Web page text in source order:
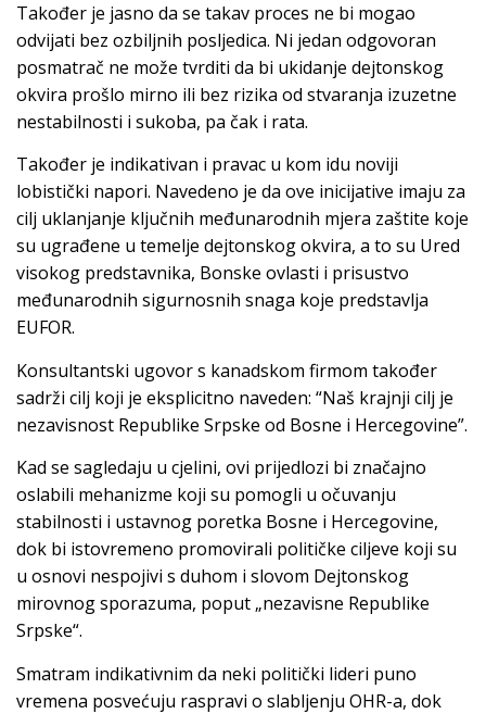
Također je jasno da se takav proces ne bi mogao
odvijati bez ozbiljnih posljedica. Ni jedan odgovoran
posmatrač ne može tvrditi da bi ukidanje dejtonskog
okvira prošlo mirno ili bez rizika od stvaranja izuzetne
nestabilnosti i sukoba, pa čak i rata.
Također je indikativan i pravac u kom idu noviji
lobistički napori. Navedeno je da ove inicijative imaju za
cilj uklanjanje ključnih međunarodnih mjera zaštite koje
su ugrađene u temelje dejtonskog okvira, a to su Ured
visokog predstavnika, Bonske ovlasti i prisustvo
međunarodnih sigurnosnih snaga koje predstavlja
EUFOR.
Konsultantski ugovor s kanadskom firmom također
sadrži cilj koji je eksplicitno naveden: “Naš krajnji cilj je
nezavisnost Republike Srpske od Bosne i Hercegovine”.
Kad se sagledaju u cjelini, ovi prijedlozi bi značajno
oslabili mehanizme koji su pomogli u očuvanju
stabilnosti i ustavnog poretka Bosne i Hercegovine,
dok bi istovremeno promovirali političke ciljeve koji su
u osnovi nespojivi s duhom i slovom Dejtonskog
mirovnog sporazuma, poput „nezavisne Republike
Srpske“.
Smatram indikativnim da neki politički lideri puno
vremena posvećuju raspravi o slabljenju OHR-a, dok